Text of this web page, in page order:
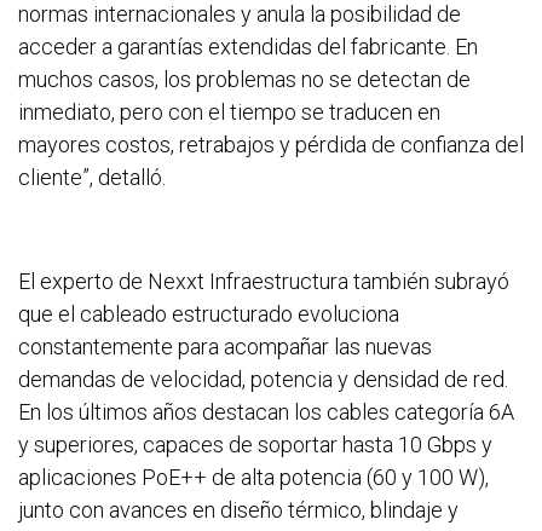
normas internacionales y anula la posibilidad de
acceder a garantías extendidas del fabricante. En
muchos casos, los problemas no se detectan de
inmediato, pero con el tiempo se traducen en
mayores costos, retrabajos y pérdida de confianza del
cliente”, detalló.
El experto de Nexxt Infraestructura también subrayó
que el cableado estructurado evoluciona
constantemente para acompañar las nuevas
demandas de velocidad, potencia y densidad de red.
En los últimos años destacan los cables categoría 6A
y superiores, capaces de soportar hasta 10 Gbps y
aplicaciones PoE++ de alta potencia (60 y 100 W),
junto con avances en diseño térmico, blindaje y